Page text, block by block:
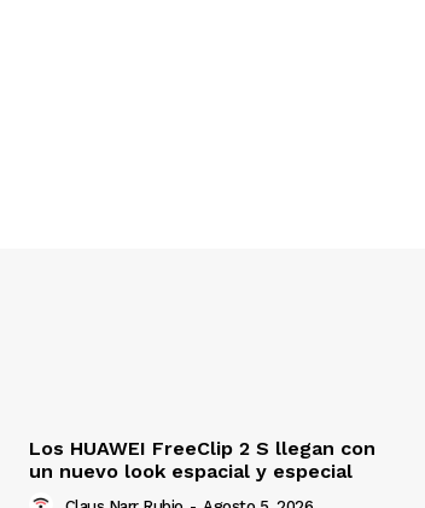
Los HUAWEI FreeClip 2 S llegan con
un nuevo look espacial y especial